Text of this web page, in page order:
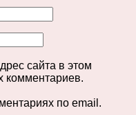
сайта в этом
комментариев.
по email.